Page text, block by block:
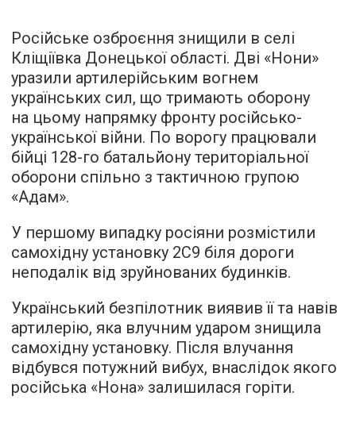
Російське озброєння знищили в селі
Кліщіївка Донецької області. Дві «Нони»
уразили артилерійським вогнем
українських сил, що тримають оборону
на цьому напрямку фронту російсько-
української війни. По ворогу працювали
бійці 128-го батальйону територіальної
оборони спільно з тактичною групою
«Адам».
У першому випадку росіяни розмістили
самохідну установку 2С9 біля дороги
неподалік від зруйнованих будинків.
Український безпілотник виявив її та навів
артилерію, яка влучним ударом знищила
самохідну установку. Після влучання
відбувся потужний вибух, внаслідок якого
російська «Нона» залишилася горіти.